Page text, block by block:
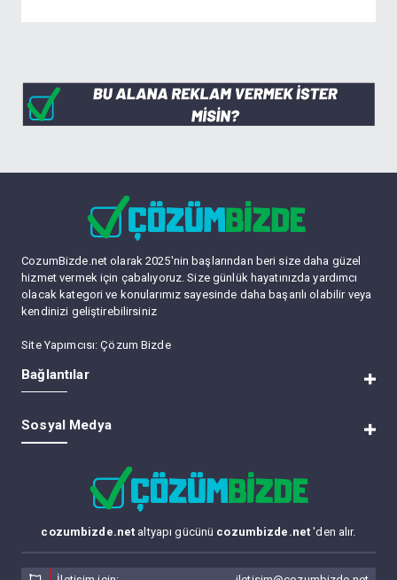
CozumBizde.net olarak 2025'nin başlarından beri size daha güzel
hizmet vermek için çabalıyoruz. Size günlük hayatınızda yardımcı
olacak kategori ve konularımız sayesinde daha başarılı olabilir veya
kendinizi geliştirebilirsiniz
Site Yapımcısı:Çözum Bizde
Bağlantılar
Lite (Arşiv) Modu
Forum Yöneticileri
Tüm Forumları Okundu Kabul Et
Sosyal Medya
cozumbizde.net altyapı gücünü cozumbizde.net 'den alır.